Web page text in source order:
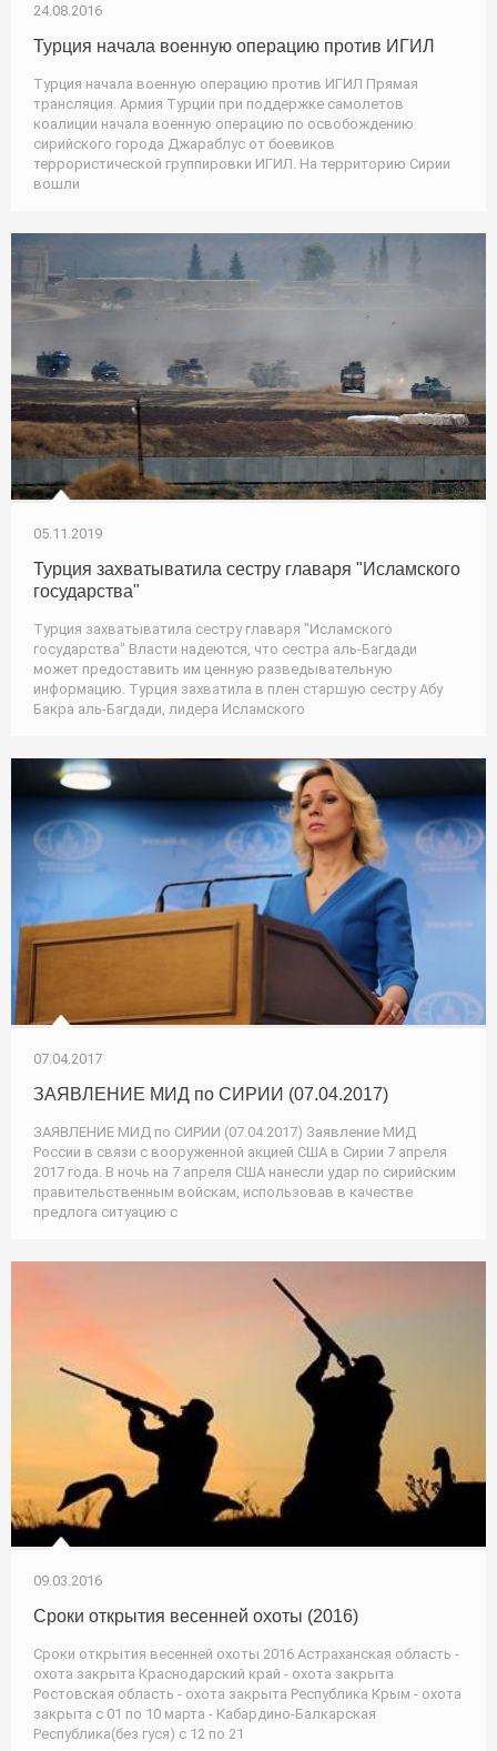
24.08.2016
Турция начала военную операцию против ИГИЛ
Турция начала военную операцию против ИГИЛ Прямая
трансляция. Армия Турции при поддержке самолетов
коалиции начала военную операцию по освобождению
сирийского города Джараблус от боевиков
террористической группировки ИГИЛ. На территорию Сирии
вошли
05.11.2019
Турция захватыватила сестру главаря "Исламского
государства"
Турция захватыватила сестру главаря "Исламского
государства" Власти надеются, что сестра аль-Багдади
может предоставить им ценную разведывательную
информацию. Турция захватила в плен старшую сестру Абу
Бакра аль-Багдади, лидера Исламского
07.04.2017
ЗАЯВЛЕНИЕ МИД по СИРИИ (07.04.2017)
ЗАЯВЛЕНИЕ МИД по СИРИИ (07.04.2017) Заявление МИД
России в связи с вооруженной акцией США в Сирии 7 апреля
2017 года. В ночь на 7 апреля США нанесли удар по сирийским
правительственным войскам, использовав в качестве
предлога ситуацию с
09.03.2016
Сроки открытия весенней охоты (2016)
Сроки открытия весенней охоты 2016 Астраханская область -
охота закрыта Краснодарский край - охота закрыта
Ростовская область - охота закрыта Республика Крым - охота
закрыта с 01 по 10 марта - Кабардино-Балкарская
Республика(без гуся) с 12 по 21